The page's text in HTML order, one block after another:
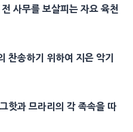
사무를 보살피는 자요 육천
찬송하기 위하여 지은 악기
핫과 므라리 의 각 족속을 따